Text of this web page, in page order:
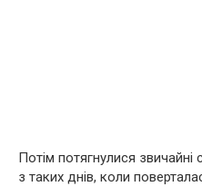
Потім потягнулися звичайні
з таких днів, коли